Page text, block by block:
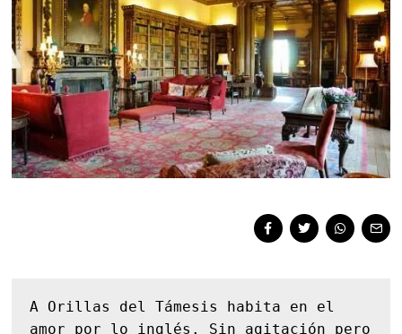
A Orillas del Támesis habita en el
amor por lo inglés. Sin agitación pero